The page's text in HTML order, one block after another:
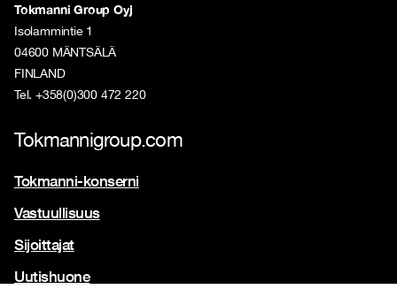
Tokmanni Group Oyj
Isolammintie 1
04600 MÄNTSÄLÄ
FINLAND
Tel. +358(0)300 472 220
Tokmannigroup.com
Tokmanni-konserni
Vastuullisuus
Sijoittajat
Uutishuone